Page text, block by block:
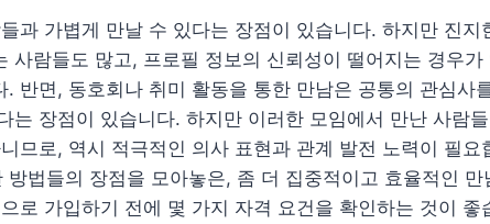
과 가볍게 만날 수 있다는 장점이 있습니다. 하지만 진지
사람들도 많고, 프로필 정보의 신뢰성이 떨어지는 경우가
. 반면, 동호회나 취미 활동을 통한 만남은 공통의 관심사
는 장점이 있습니다. 하지만 이러한 모임에서 만난 사람
므로, 역시 적극적인 의사 표현과 관계 발전 노력이 필요
방법들의 장점을 모아놓은, 좀 더 집중적이고 효율적인 만
로 가입하기 전에 몇 가지 자격 요건을 확인하는 것이 좋